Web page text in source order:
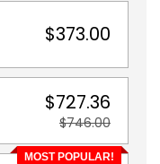
$373.00
$727.36
$746.00
MOST POPULAR!